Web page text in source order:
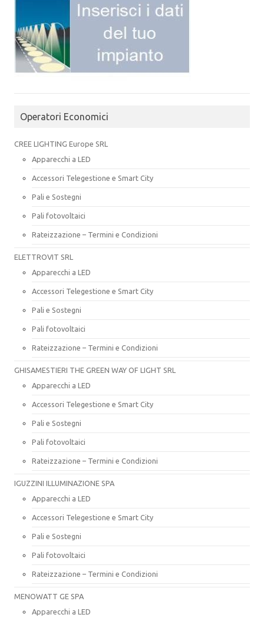
Operatori Economici
CREE LIGHTING Europe SRL
Apparecchi a LED
Accessori Telegestione e Smart City
Pali e Sostegni
Pali fotovoltaici
Rateizzazione – Termini e Condizioni
ELETTROVIT SRL
Apparecchi a LED
Accessori Telegestione e Smart City
Pali e Sostegni
Pali fotovoltaici
Rateizzazione – Termini e Condizioni
GHISAMESTIERI THE GREEN WAY OF LIGHT SRL
Apparecchi a LED
Accessori Telegestione e Smart City
Pali e Sostegni
Pali fotovoltaici
Rateizzazione – Termini e Condizioni
IGUZZINI ILLUMINAZIONE SPA
Apparecchi a LED
Accessori Telegestione e Smart City
Pali e Sostegni
Pali fotovoltaici
Rateizzazione – Termini e Condizioni
MENOWATT GE SPA
Apparecchi a LED